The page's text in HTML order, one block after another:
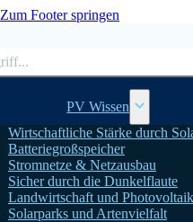
Zum Footer springen
PV Wissen
Wirtschaftliche Stärke durch
Batteriegroßspeicher
Stromnetze & Netzausbau
Sicher durch die Dunkelflaute
Landwirtschaft und Photovoltaik
Solarparks und Artenvielfalt